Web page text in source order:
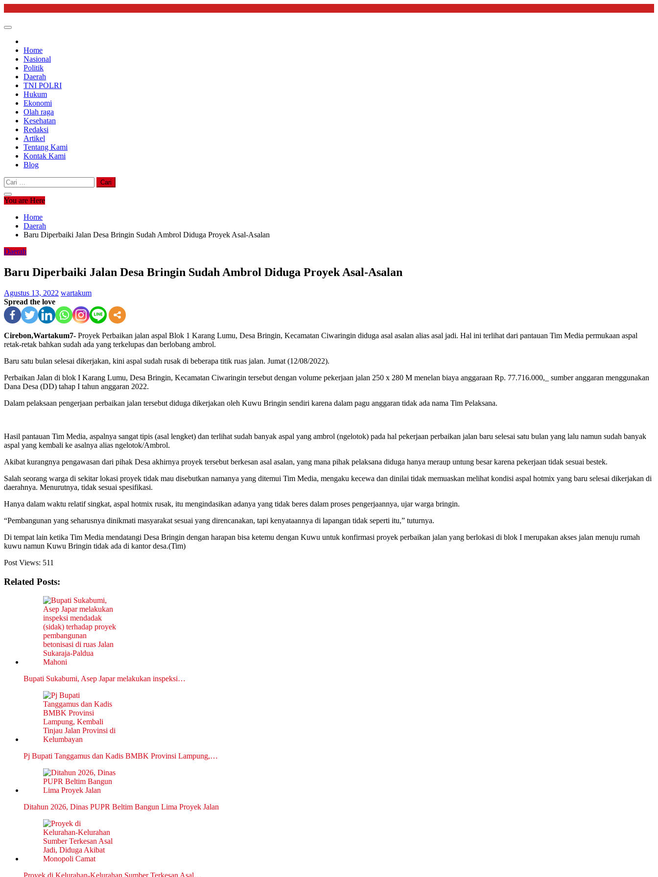
content
Home
Nasional
Politik
Daerah
TNI POLRI
Hukum
Ekonomi
Olah raga
Kesehatan
Redaksi
Artikel
Tentang Kami
Kontak Kami
Blog
Cari
untuk:
You are Here
Home
Daerah
Baru Diperbaiki Jalan Desa Bringin Sudah Ambrol Diduga Proyek Asal-Asalan
Daerah
Baru Diperbaiki Jalan Desa Bringin Sudah Ambrol Diduga Proyek Asal-Asalan
Agustus 13, 2022 wartakum
Spread the love
Cirebon,Wartakum7- Proyek Perbaikan jalan aspal Blok 1 Karang Lumu, Desa Bringin, Kecamatan Ciwaringin diduga asal asalan alias asal jadi. Hal ini terlihat dari pantauan Tim Media permukaan aspal
retak-retak bahkan sudah ada yang terkelupas dan berlobang ambrol.
Baru satu bulan selesai dikerjakan, kini aspal sudah rusak di beberapa titik ruas jalan. Jumat (12/08/2022).
Perbaikan Jalan di blok I Karang Lumu, Desa Bringin, Kecamatan Ciwaringin tersebut dengan volume pekerjaan jalan 250 x 280 M menelan biaya anggaraan Rp. 77.716.000,_ sumber anggaran menggunakan
Dana Desa (DD) tahap I tahun anggaran 2022.
Dalam pelaksaan pengerjaan perbaikan jalan tersebut diduga dikerjakan oleh Kuwu Bringin sendiri karena dalam pagu anggaran tidak ada nama Tim Pelaksana.
Hasil pantauan Tim Media, aspalnya sangat tipis (asal lengket) dan terlihat sudah banyak aspal yang ambrol (ngelotok) pada hal pekerjaan perbaikan jalan baru selesai satu bulan yang lalu namun sudah banyak
aspal yang kembali ke asalnya alias ngelotok/Ambrol.
Akibat kurangnya pengawasan dari pihak Desa akhirnya proyek tersebut berkesan asal asalan, yang mana pihak pelaksana diduga hanya meraup untung besar karena pekerjaan tidak sesuai bestek.
Salah seorang warga di sekitar lokasi proyek tidak mau disebutkan namanya yang ditemui Tim Media, mengaku kecewa dan dinilai tidak memuaskan melihat kondisi aspal hotmix yang baru selesai dikerjakan di
daerahnya. Menurutnya, tidak sesuai spesifikasi.
Hanya dalam waktu relatif singkat, aspal hotmix rusak, itu mengindasikan adanya yang tidak beres dalam proses pengerjaannya, ujar warga bringin.
“Pembangunan yang seharusnya dinikmati masyarakat sesuai yang direncanakan, tapi kenyataannya di lapangan tidak seperti itu,” tuturnya.
Di tempat lain ketika Tim Media mendatangi Desa Bringin dengan harapan bisa ketemu dengan Kuwu untuk konfirmasi proyek perbaikan jalan yang berlokasi di blok I merupakan akses jalan menuju rumah
kuwu namun Kuwu Bringin tidak ada di kantor desa.(Tim)
Post Views: 511
Related Posts:
Bupati Sukabumi, Asep Japar melakukan inspeksi…
Pj Bupati Tanggamus dan Kadis BMBK Provinsi Lampung,…
Ditahun 2026, Dinas PUPR Beltim Bangun Lima Proyek Jalan